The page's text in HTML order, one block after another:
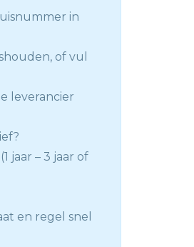
in
of vul
leverancier
jaar – 3 jaar of
en regel snel